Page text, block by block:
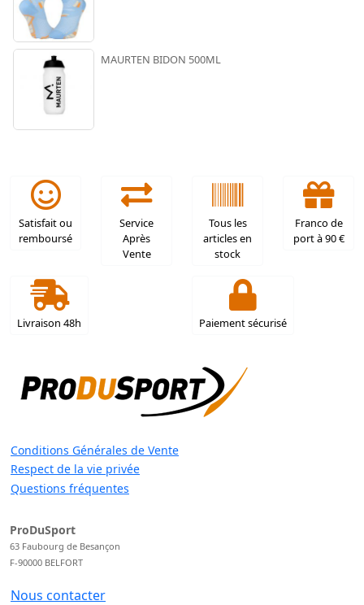
MAURTEN BIDON 500ML
Satisfait ou
remboursé
Service
Après
Vente
Tous les
articles en
stock
Franco de
port à 90 €
Livraison 48h Paiement sécurisé
Conditions Générales de Vente
Respect de la vie privée
Questions fréquentes
ProDuSport
63 Faubourg de Besançon
F-90000 BELFORT
Nous contacter